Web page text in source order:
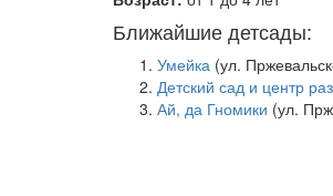
Ближайшие детсады:
Умейка (ул.
Детский сад и центр
Ай, да Гномики (ул.